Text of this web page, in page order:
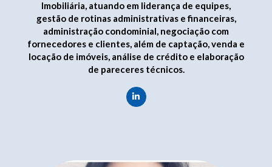
Imobiliária, atuando em liderança de equipes,
gestão de rotinas administrativas e financeiras,
administração condominial, negociação com
fornecedores e clientes, além de captação, venda e
locação de imóveis, análise de crédito e elaboração
de pareceres técnicos.